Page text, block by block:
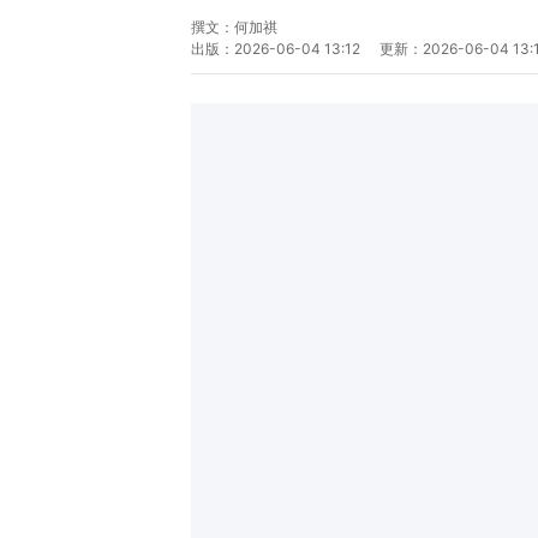
撰文： 何加祺
出版： 2026-06-04 13:12 更新： 2026-06-04